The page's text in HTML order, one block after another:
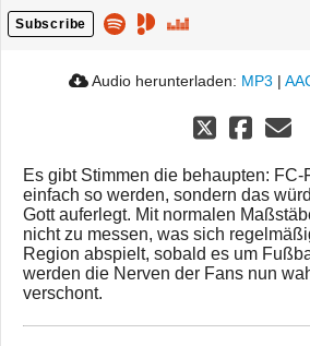
Subscribe
Audio herunterladen: MP3 |
Es gibt Stimmen die behaupten:
einfach so werden, sondern das
Gott auferlegt. Mit normalen
nicht zu messen, was sich
Region abspielt, sobald es um
werden die Nerven der Fans nun
verschont.